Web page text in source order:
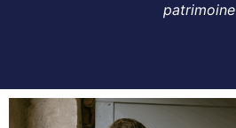
patrimoine